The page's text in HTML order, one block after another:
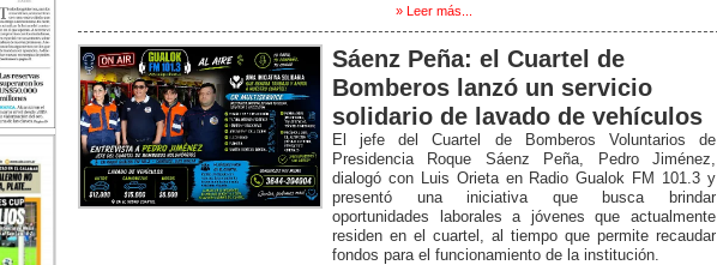
» Leer más...
Sáenz Peña: el Cuartel de
Bomberos lanzó un servicio
solidario de lavado de vehículos
El jefe del Cuartel de Bomberos Voluntarios de
Presidencia Roque Sáenz Peña, Pedro Jiménez,
dialogó con Luis Orieta en Radio Gualok FM 101.3 y
presentó una iniciativa que busca brindar
oportunidades laborales a jóvenes que actualmente
residen en el cuartel, al tiempo que permite recaudar
fondos para el funcionamiento de la institución.